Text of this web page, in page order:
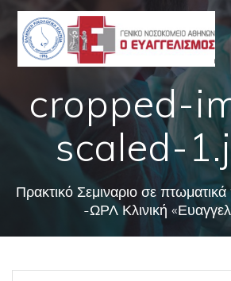
Skip
content
cropped-
scaled-
Πρακτικό Σεμιναριο σε
-ΩΡΛ Κλινική